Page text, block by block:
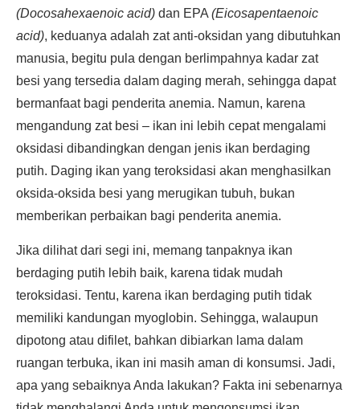
(Docosahexaenoic acid) dan EPA (Eicosapentaenoic
acid), keduanya adalah zat anti-oksidan yang dibutuhkan
manusia, begitu pula dengan berlimpahnya kadar zat
besi yang tersedia dalam daging merah, sehingga dapat
bermanfaat bagi penderita anemia. Namun, karena
mengandung zat besi – ikan ini lebih cepat mengalami
oksidasi dibandingkan dengan jenis ikan berdaging
putih. Daging ikan yang teroksidasi akan menghasilkan
oksida-oksida besi yang merugikan tubuh, bukan
memberikan perbaikan bagi penderita anemia.
Jika dilihat dari segi ini, memang tanpaknya ikan
berdaging putih lebih baik, karena tidak mudah
teroksidasi. Tentu, karena ikan berdaging putih tidak
memiliki kandungan myoglobin. Sehingga, walaupun
dipotong atau difilet, bahkan dibiarkan lama dalam
ruangan terbuka, ikan ini masih aman di konsumsi. Jadi,
apa yang sebaiknya Anda lakukan? Fakta ini sebenarnya